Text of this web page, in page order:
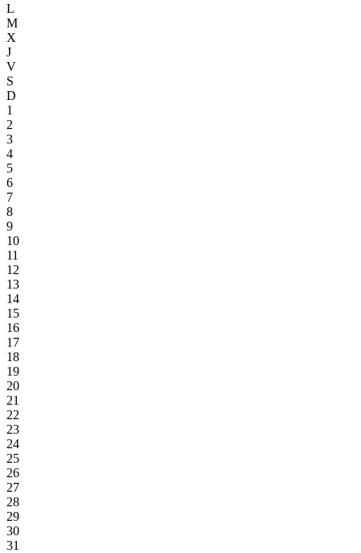
L
M
X
J
V
S
D
1
2
3
4
5
6
7
8
9
10
11
12
13
14
15
16
17
18
19
20
21
22
23
24
25
26
27
28
29
30
31